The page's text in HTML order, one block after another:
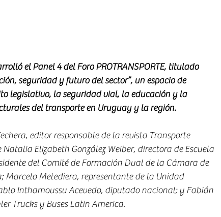
el Panel 4 del Foro PROTRANSPORTE, titulado
seguridad y futuro del sector”, un espacio de
legislativo, la seguridad vial, la educación y la
del transporte en Uruguay y la región.
editor responsable de la revista Transporte
Elizabeth González Weiber, directora de Escuela
del Comité de Formación Dual de la Cámara de
Metediera, representante de la Unidad
Inthamoussu Acevedo, diputado nacional; y Fabián
Trucks y Buses Latin America.